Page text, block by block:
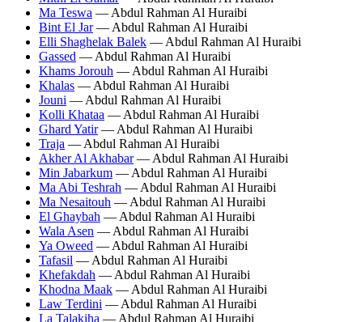
Ma Teswa — Abdul Rahman Al Huraibi
Bint El Jar— Abdul Rahman Al Huraibi
Elli Shaghelak Balek — Abdul Rahman Al Huraibi
Gassed — Abdul Rahman Al Huraibi
Khams Jorouh — Abdul Rahman Al Huraibi
Khalas — Abdul Rahman Al Huraibi
Jouni — Abdul Rahman Al Huraibi
Kolli Khataa — Abdul Rahman Al Huraibi
Ghard Yatir— Abdul Rahman Al Huraibi
Traja — Abdul Rahman Al Huraibi
Akher Al Akhabar— Abdul Rahman Al Huraibi
Min Jabarkum — Abdul Rahman Al Huraibi
Ma Abi Teshrah — Abdul Rahman Al Huraibi
Ma Nesaitouh — Abdul Rahman Al Huraibi
El Ghaybah — Abdul Rahman Al Huraibi
Wala Asen — Abdul Rahman Al Huraibi
Ya Oweed — Abdul Rahman Al Huraibi
Tafasil — Abdul Rahman Al Huraibi
Khefakdah — Abdul Rahman Al Huraibi
Khodna Maak — Abdul Rahman Al Huraibi
Law Terdini — Abdul Rahman Al Huraibi
La Talakiha — Abdul Rahman Al Huraibi